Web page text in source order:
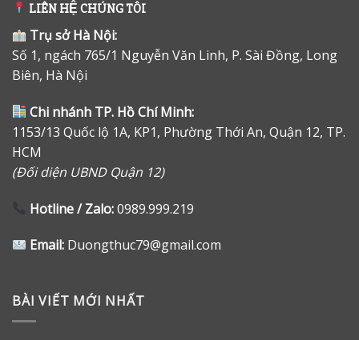
LIÊN HỆ CHÚNG TÔI
Trụ sở Hà Nội:
Số 1, ngách 765/1 Nguyễn Văn Linh, P. Sài Đồng, Long
Biên, Hà Nội
Chi nhánh TP. Hồ Chí Minh:
1153/13 Quốc lộ 1A, KP1, Phường Thới An, Quận 12, TP.
HCM
(Đối diện UBND Quận 12)
Hotline / Zalo:0989.999.219
Email: Duongthuc79@gmail.com
BÀI VIẾT MỚI NHẤT